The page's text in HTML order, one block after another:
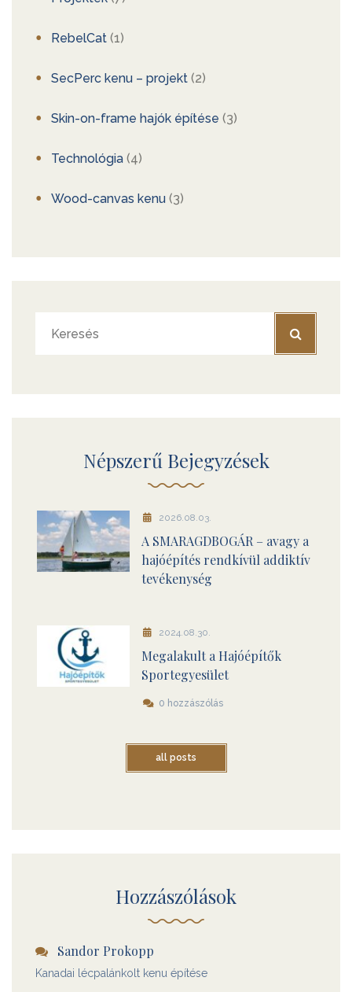
RebelCat (1)
SecPerc kenu – projekt (2)
Skin-on-frame hajók építése (3)
Technológia (4)
Wood-canvas kenu (3)
Népszerű Bejegyzések
2026.08.03.
A SMARAGDBOGÁR – avagy a
hajóépítés rendkívül addiktív
tevékenység
2024.08.30.
Megalakult a Hajóépítők
Sportegyesület
0 hozzászólás
all posts
Hozzászólások
Sandor Prokopp
Kanadai lécpalánkolt kenu építése